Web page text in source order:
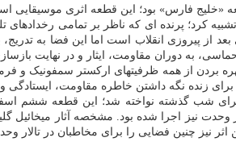
فارس» بود؛ این قطعه اثری موسیقایی
کرد؛ پرنده ای که ناظر بر تمامی
از پیروزی انقلاب است اما این فضا به
به دوران مقاومت، ایثار و در نهایت
بردن از همه ظرفیتهای ارکستر سمفونیک و
زنده نگه داشتن خاطره مقاومت،
اجرای شب گذشته نواخته شد؛ این قطعه ششم
وحدت نیز اجرا شده بود. مشخصه آثار
نیز چنین فضایی را برای مخاطبان در تالار